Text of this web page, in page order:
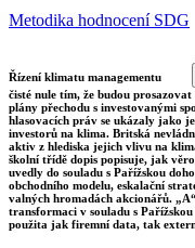
Metodika hodnocení SDG
Řízení klimatu managementu
čisté nule tím, že budou
plány přechodu s investovanými
hlasovacích práv se ukázaly jako
investorů na klima. Britská
aktiv z hlediska jejich vlivu na
školní třídě dopis popisuje, jak
uvedly do souladu s Pařížskou
obchodního modelu, eskalační
valných hromadách akcionářů.
transformaci v souladu s
použita jak firemní data, tak